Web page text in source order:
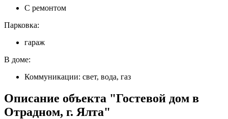
С ремонтом
Парковка:
гараж
В доме:
Коммуникации: свет, вода, газ
Описание объекта "Гостевой дом в
Отрадном, г. Ялта"